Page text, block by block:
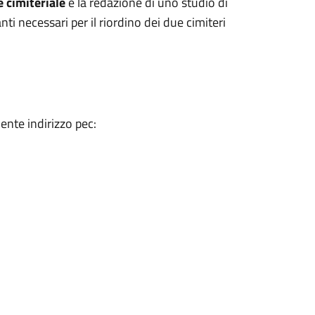
necessari per il riordino dei due cimiteri
indirizzo pec: